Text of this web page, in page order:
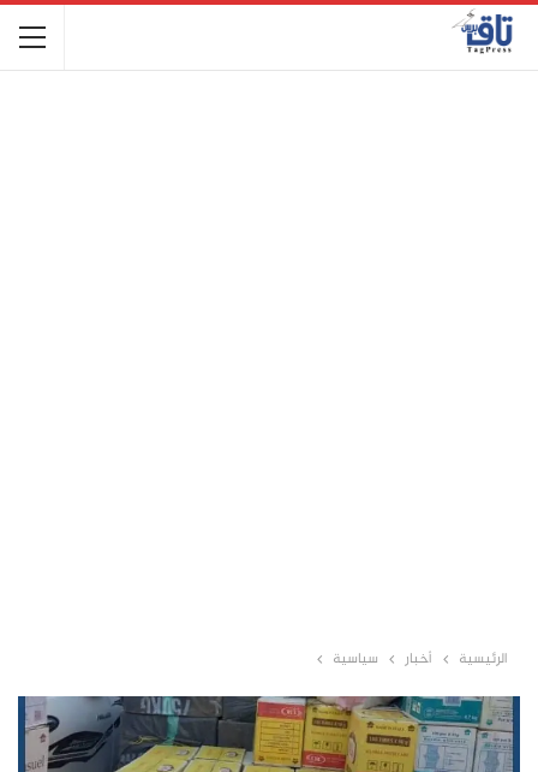
الرئيسية أخبار سياسية